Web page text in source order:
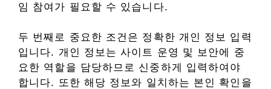
임 참여가 필요할 수 있습니다.
두 번째로 중요한 조건은 정확한 개인 정보 입력
입니다. 개인 정보는 사이트 운영 및 보안에 중
요한 역할을 담당하므로 신중하게 입력하여야
합니다. 또한 해당 정보와 일치하는 본인 확인을